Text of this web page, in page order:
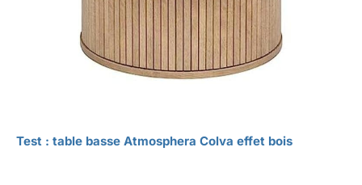
Test : table basse Atmosphera Colva effet bois